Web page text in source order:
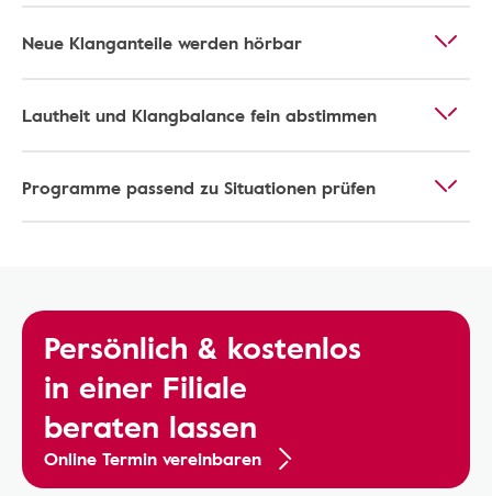
Neue Klanganteile werden hörbar
Lautheit und Klangbalance fein abstimmen
Programme passend zu Situationen prüfen
Persönlich & kostenlos
in einer Filiale
beraten lassen
Online Termin vereinbaren